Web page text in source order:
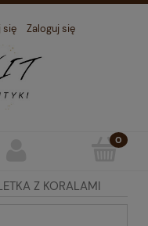
się Zaloguj się
Z KORALAMI